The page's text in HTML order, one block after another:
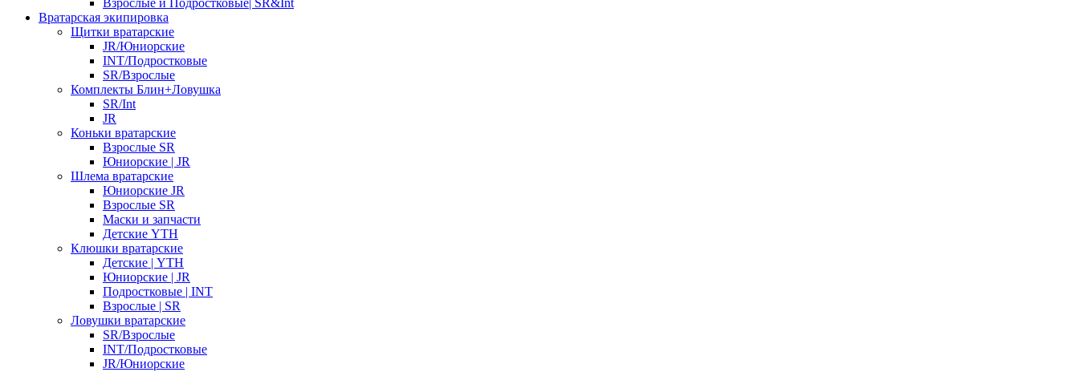
Взрослые и Подростковые| SR&Int
Вратарская экипировка
Щитки вратарские
JR/Юниорские
INT/Подростковые
SR/Взрослые
Комплекты Блин+Ловушка
SR/Int
JR
Коньки вратарские
Взрослые SR
Юниорские | JR
Шлема вратарские
Юниорские JR
Взрослые SR
Маски и запчасти
Детские YTH
Клюшки вратарские
Детские | YTH
Юниорские | JR
Подростковые | INT
Взрослые | SR
Ловушки вратарские
SR/Взрослые
INT/Подростковые
JR/Юниорские